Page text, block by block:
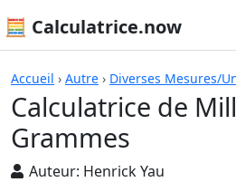
🧮 Calculatrice.now
Accueil › Autre › Diverses Mesures/
Calculatrice de
Grammes
Auteur: Henrick Yau
Calculatrices